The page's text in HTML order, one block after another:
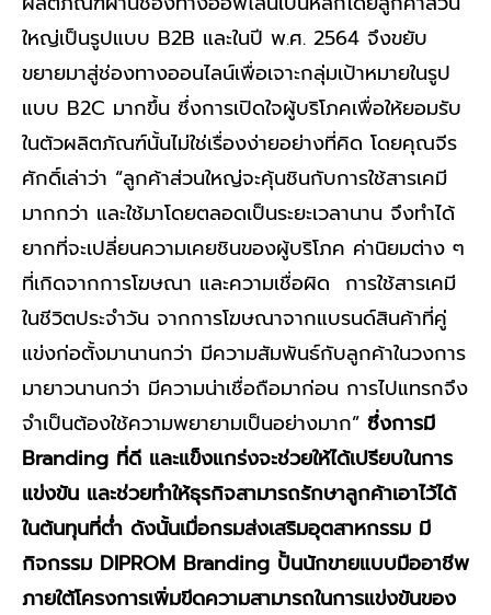
ใหญ่เป็นรูปแบบ B2B และในปี พ.ศ. 2564 จึงขยับ
ขยายมาสู่ช่องทางออนไลน์เพื่อเจาะกลุ่มเป้าหมายในรูป
แบบ B2C มากขึ้น ซึ่งการเปิดใจผู้บริโภคเพื่อให้ยอมรับ
ในตัวผลิตภัณฑ์นั้นไม่ใช่เรื่องง่ายอย่างที่คิด โดยคุณจีร
ศักดิ์เล่าว่า “ลูกค้าส่วนใหญ่จะคุ้นชินกับการใช้สารเคมี
มากกว่า และใช้มาโดยตลอดเป็นระยะเวลานาน จึงทำได้
ยากที่จะเปลี่ยนความเคยชินของผู้บริโภค ค่านิยมต่าง ๆ
ที่เกิดจากการโฆษณา และความเชื่อผิด การใช้สารเคมี
ในชีวิตประจำวัน จากการโฆษณาจากแบรนด์สินค้าที่คู่
แข่งก่อตั้งมานานกว่า มีความสัมพันธ์กับลูกค้าในวงการ
มายาวนานกว่า มีความน่าเชื่อถือมาก่อน การไปแทรกจึง
จำเป็นต้องใช้ความพยายามเป็นอย่างมาก” ซึ่งการมี
Branding ที่ดี และแข็งแกร่งจะช่วยให้ได้เปรียบในการ
แข่งขัน และช่วยทำให้ธุรกิจสามารถรักษาลูกค้าเอาไว้ได้
ในต้นทุนที่ต่ำ ดังนั้นเมื่อกรมส่งเสริมอุตสาหกรรม มี
กิจกรรม DIPROM Branding ปั้นนักขายแบบมืออาชีพ
ภายใต้โครงการเพิ่มขีดความสามารถในการแข่งขันของ